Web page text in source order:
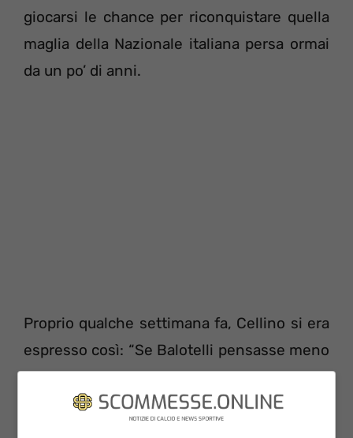
giocarsi le chance per riconquistare quella
maglia della Nazionale italiana persa ormai
da un po’ di anni.
Proprio qualche settimana fa, Cellino si era
espresso così: “Se Balotelli pensasse meno
ai soldi e avesse lo spirito giusto, sarebbe
già al Brescia”. Negli ultimi giorni, la società